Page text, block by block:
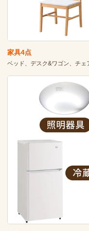
家具4点
ベッド、デスク&ワゴン、チェ